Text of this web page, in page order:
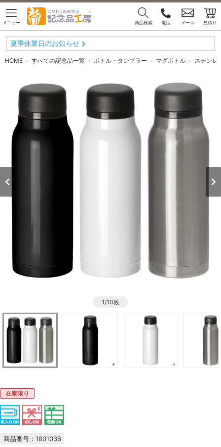
メニュー 商品検索 電話 メール 見積り
夏季休業日のお知らせ
HOME すべての記念品一覧 ボトル・タンブラー マグボトル ステンレ
1/10枚
在庫限り
商品番号：1801036